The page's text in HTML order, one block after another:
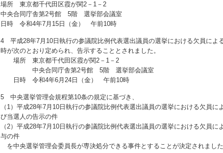
場所 東京都千代田区霞が関2－1－2
中央合同庁舎第2号館 5階 選挙部会議室
日時 令和4年7月15日（金） 午前10時
4 平成28年7月10日執行の参議院比例代表選出議員の選挙における欠員によ
時が次のとおり定められ、告示することとされました。
場所 東京都千代田区霞が関2－1－2
中央合同庁舎第2号館 5階 選挙部会議室
日時 令和4年6月24日（金） 午前10時
5 中央選挙管理会規程第10条の規定に基づき、
（1）平成28年7月10日執行の参議院比例代表選出議員の選挙における欠員に
び当選人の告示の件
（2）平成28年7月10日執行の参議院比例代表選出議員の選挙における欠員
与の件
を中央選挙管理会委員長が専決処分できる事件とすることが決定されました